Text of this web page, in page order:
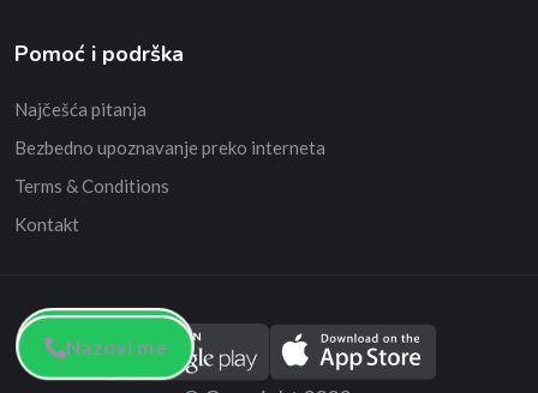
Nazovi me
Nazovi me
Pomoć i podrška
Najčešća pitanja
Bezbedno upoznavanje preko interneta
Terms & Conditions
Kontakt